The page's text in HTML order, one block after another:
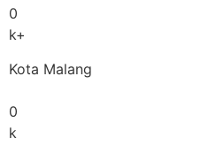
0
k+
Kota Malang
0
k